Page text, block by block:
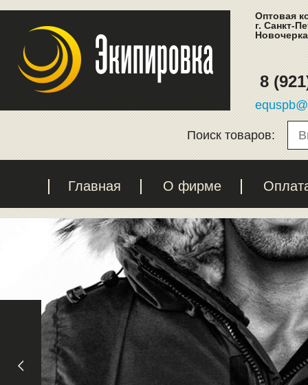
Оптовая
г. Санкт-
8
Поиск товаров:
Главная О фирме